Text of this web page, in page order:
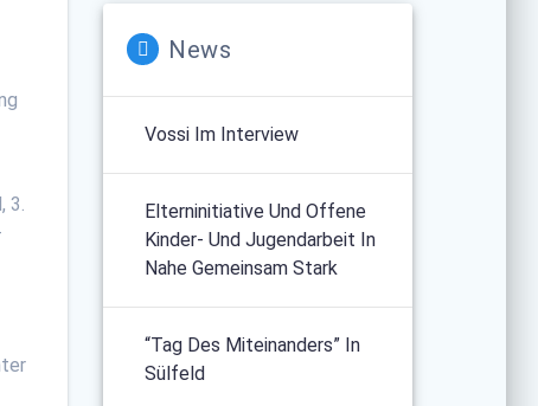
3.
News
Vossi Im Interview
Elterninitiative Und Offene
Kinder- Und Jugendarbeit In
Nahe Gemeinsam Stark
“Tag Des Miteinanders” In
Sülfeld